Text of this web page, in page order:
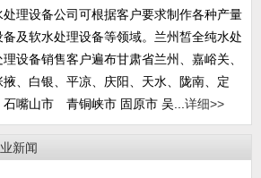
理设备公司可根据客户要求制作各种产量
及软水处理设备等领域。兰州皙全纯水处
设备销售客户遍布甘肃省兰州、嘉峪关、
、白银、平凉、庆阳、天水、陇南、定
嘴山市 青铜峡市 固原市 吴... 详细>>
新闻